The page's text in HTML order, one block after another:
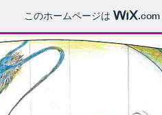
このホームページは .com